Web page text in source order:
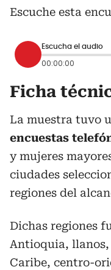
Escuche esta
Escucha el audio
00:00:00
Ficha
La muestra tuvo
encuestas
y mujeres
ciudades
regiones del
Dichas regiones
Antioquia,
Caribe, centro-